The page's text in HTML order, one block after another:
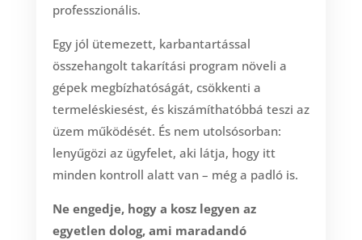
professzionális.
Egy jól ütemezett, karbantartással
összehangolt takarítási program növeli a
gépek megbízhatóságát, csökkenti a
termeléskiesést, és kiszámíthatóbbá teszi az
üzem működését. És nem utolsósorban:
lenyűgözi az ügyfelet, aki látja, hogy itt
minden kontroll alatt van – még a padló is.
Ne engedje, hogy a kosz legyen az
egyetlen dolog, ami maradandó